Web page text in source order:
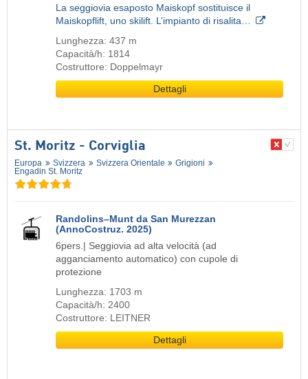
La seggiovia esaposto Maiskopf sostituisce il
Maiskopflift, uno skilift. L’impianto di risalita…
Lunghezza: 437 m
Capacità/h: 1814
Costruttore: Doppelmayr
Dettagli
St. Moritz - Corviglia
Europa Svizzera Svizzera Orientale
Grigioni
Engadin St. Moritz
Randolins–Munt da San Murezzan
(AnnoCostruz. 2025)
6pers.| Seggiovia ad alta velocità (ad
agganciamento automatico) con cupole di
protezione
Lunghezza: 1703 m
Capacità/h: 2400
Costruttore: LEITNER
Dettagli